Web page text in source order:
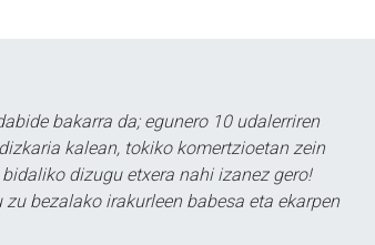
bakarra da; egunero 10 udalerriren
kalean, tokiko komertzioetan zein
dizugu etxera nahi izanez gero!
bezalako irakurleen babesa eta ekarpen